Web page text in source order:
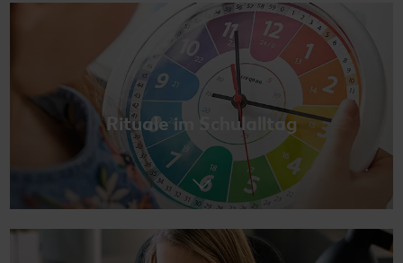
Rituale im Schulalltag